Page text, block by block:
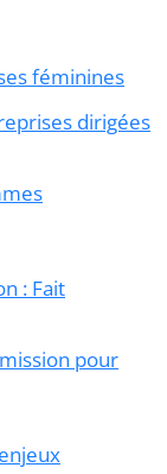
féminines
dirigées
: Fait
pour